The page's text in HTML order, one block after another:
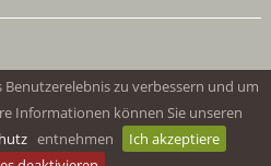
zu verbessern und um
Informationen können Sie unseren
entnehmen
Ich akzeptiere